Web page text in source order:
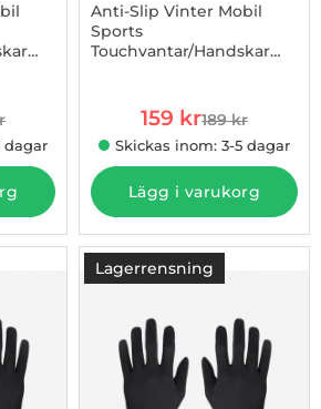
pris
dagar
Anti-Slip Vinter Mobil
Sports
Touchvantar/Handskar
rea pris
159 krtidigare pris
189 kr
Skickas inom: 3-5 dagar
Lägg i varukorg
-43%
Lagerrensning